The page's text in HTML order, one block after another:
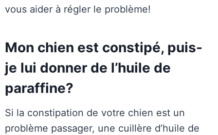
vous aider à régler le problème!
Mon chien est constipé, puis-
je lui donner de l’huile de
paraffine?
Si la constipation de votre chien est un
problème passager, une cuillère d’huile de